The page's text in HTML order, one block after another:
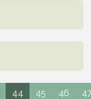
44 45 46